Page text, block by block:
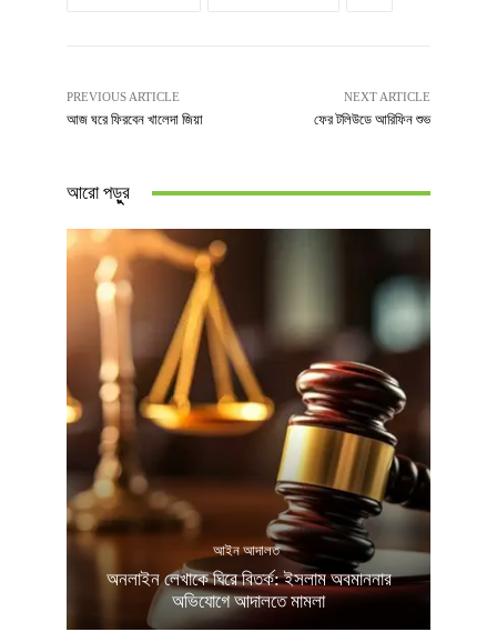
PREVIOUS ARTICLE
আজ ঘরে ফিরবেন খালেদা জিয়া
NEXT ARTICLE
ফের টলিউডে আরিফিন শুভ
আরো পড়ুুর
আইন আদালত
অনলাইন লেখাকে ঘিরে বিতর্ক: ইসলাম অবমাননার
অভিযোগে আদালতে মামলা